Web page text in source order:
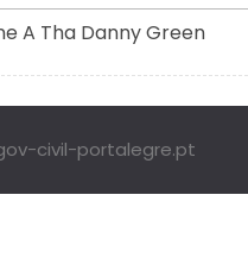
A Tha Danny Green
civil-portalegre.pt